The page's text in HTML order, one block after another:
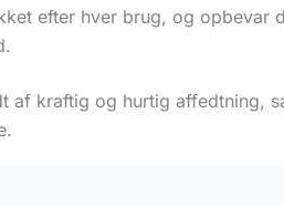
efter hver brug, og
af kraftig og hurtig